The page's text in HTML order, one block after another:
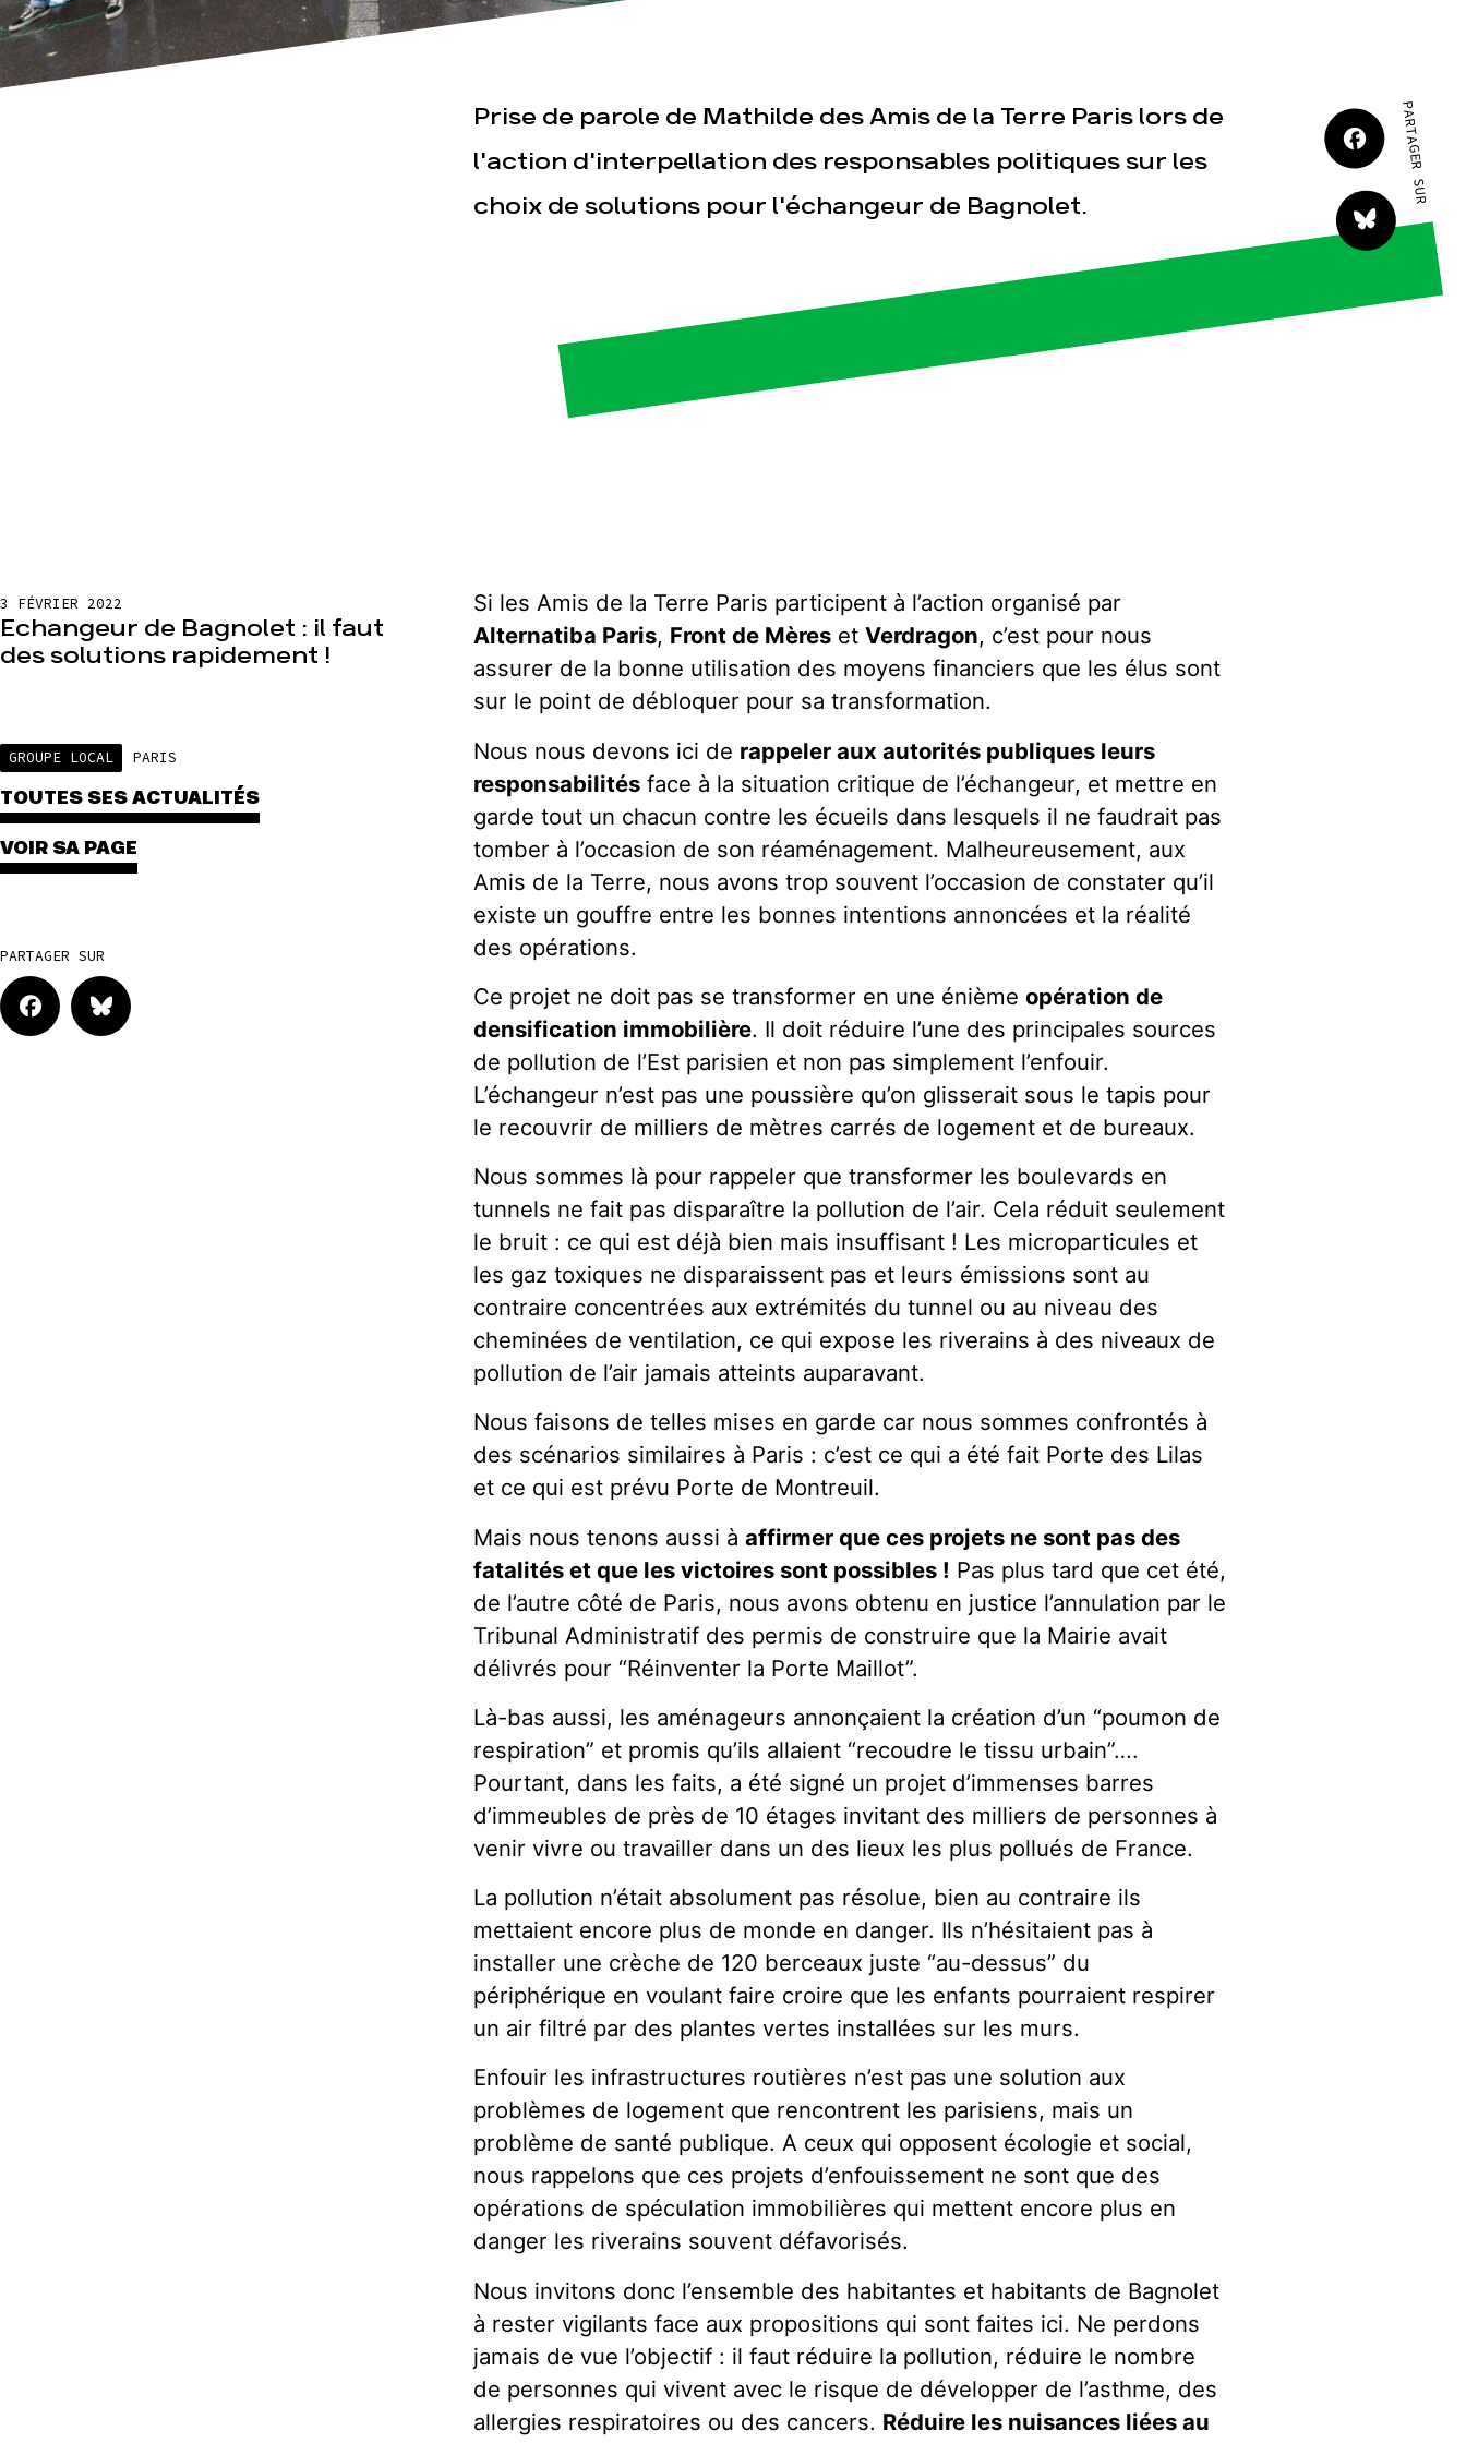
Espace presse Publications Contact
Prise de parole de Mathilde des Amis de la Terre Paris lors de
l'action d'interpellation des responsables politiques sur les
choix de solutions pour l'échangeur de Bagnolet.
PARTAGER SUR
3 FÉVRIER 2022
Echangeur de Bagnolet : il faut
des solutions rapidement !
GROUPE LOCAL PARIS
TOUTES SES ACTUALITÉS
VOIR SA PAGE
PARTAGER SUR
Si les Amis de la Terre Paris participent à l’action organisé par
Alternatiba Paris, Front de Mèreset Verdragon, c’est pour nous
assurer de la bonne utilisation des moyens financiers que les élus sont
sur le point de débloquer pour sa transformation.
Nous nous devons ici de rappeler aux autorités publiques leurs
responsabilitésface à la situation critique de l’échangeur, et mettre en
garde tout un chacun contre les écueils dans lesquels il ne faudrait pas
tomber à l’occasion de son réaménagement. Malheureusement, aux
Amis de la Terre, nous avons trop souvent l’occasion de constater qu’il
existe un gouffre entre les bonnes intentions annoncées et la réalité
des opérations.
Ce projet ne doit pas se transformer en une énième opération de
densification immobilière. Il doit réduire l’une des principales sources
de pollution de l’Est parisien et non pas simplement l’enfouir.
L’échangeur n’est pas une poussière qu’on glisserait sous le tapis pour
le recouvrir de milliers de mètres carrés de logement et de bureaux.
Nous sommes là pour rappeler que transformer les boulevards en
tunnels ne fait pas disparaître la pollution de l’air. Cela réduit seulement
le bruit : ce qui est déjà bien mais insuffisant ! Les microparticules et
les gaz toxiques ne disparaissent pas et leurs émissions sont au
contraire concentrées aux extrémités du tunnel ou au niveau des
cheminées de ventilation, ce qui expose les riverains à des niveaux de
pollution de l’air jamais atteints auparavant.
Nous faisons de telles mises en garde car nous sommes confrontés à
des scénarios similaires à Paris : c’est ce qui a été fait Porte des Lilas
et ce qui est prévu Porte de Montreuil.
Mais nous tenons aussi à affirmer que ces projets ne sont pas des
fatalités et que les victoires sont possibles ! Pas plus tard que cet été,
de l’autre côté de Paris, nous avons obtenu en justice l’annulation par le
Tribunal Administratif des permis de construire que la Mairie avait
délivrés pour “Réinventer la Porte Maillot”.
Là-bas aussi, les aménageurs annonçaient la création d’un “poumon de
respiration” et promis qu’ils allaient “recoudre le tissu urbain”….
Pourtant, dans les faits, a été signé un projet d’immenses barres
d’immeubles de près de 10 étages invitant des milliers de personnes à
venir vivre ou travailler dans un des lieux les plus pollués de France.
La pollution n’était absolument pas résolue, bien au contraire ils
mettaient encore plus de monde en danger. Ils n’hésitaient pas à
installer une crèche de 120 berceaux juste “au-dessus” du
périphérique en voulant faire croire que les enfants pourraient respirer
un air filtré par des plantes vertes installées sur les murs.
Enfouir les infrastructures routières n’est pas une solution aux
problèmes de logement que rencontrent les parisiens, mais un
problème de santé publique. A ceux qui opposent écologie et social,
nous rappelons que ces projets d’enfouissement ne sont que des
opérations de spéculation immobilières qui mettent encore plus en
danger les riverains souvent défavorisés.
Nous invitons donc l’ensemble des habitantes et habitants de Bagnolet
à rester vigilants face aux propositions qui sont faites ici. Ne perdons
jamais de vue l’objectif : il faut réduire la pollution, réduire le nombre
de personnes qui vivent avec le risque de développer de l’asthme, des
allergies respiratoires ou des cancers. Réduire les nuisances liées au